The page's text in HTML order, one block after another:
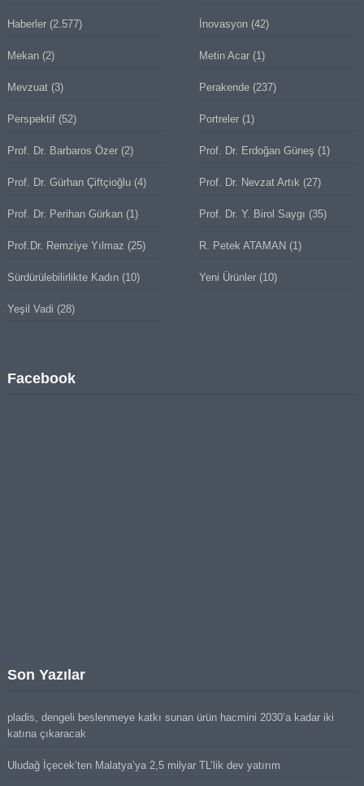
Haberler(2.577) İnovasyon (42)
Mekan(2) Metin Acar (1)
Mevzuat(3) Perakende (237)
Perspektif(52) Portreler (1)
Prof. Dr. Barbaros Özer(2) Prof. Dr. Erdoğan Güneş (1)
Prof. Dr. Gürhan Çiftçioğlu(4) Prof. Dr. Nevzat Artık (27)
Prof. Dr. Perihan Gürkan(1) Prof. Dr. Y. Birol Saygı (35)
Prof.Dr. Remziye Yılmaz (25) R. Petek ATAMAN (1)
Sürdürülebilirlikte Kadın(10) Yeni Ürünler (10)
Yeşil Vadi (28)
Facebook
Son Yazılar
pladis, dengeli beslenmeye katkı sunan ürün hacmini 2030’a kadar iki
katına çıkaracak
Uludağ İçecek’ten Malatya’ya 2,5 milyar TL’lik dev yatırım